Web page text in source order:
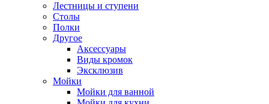
Лестницы и ступени
Столы
Полки
Другое
Аксессуары
Виды кромок
Эксклюзив
Мойки
Мойки для ванной